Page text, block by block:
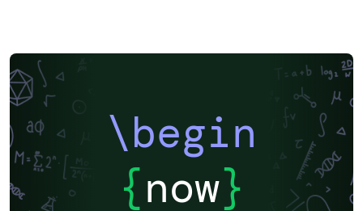
\begin
{now}